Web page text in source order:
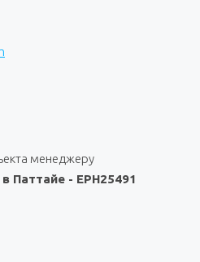
менеджеру
- EPH25491